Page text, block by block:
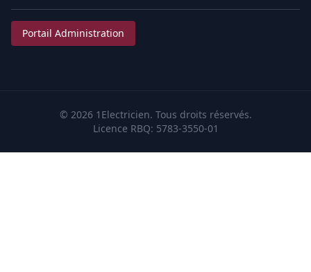
Portail Administration
© 20261Electricien. Tous droits réservés.
Licence RBQ: 5783-3550-01